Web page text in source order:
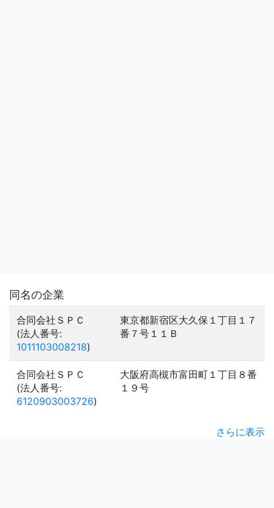
同名の企業
合同会社ＳＰＣ
(法人番号:
1011103008218)
東京都新宿区大久保１丁目１７
番７号１１Ｂ
合同会社ＳＰＣ
(法人番号:
6120903003726)
大阪府高槻市富田町１丁目８番
１９号
さらに表示